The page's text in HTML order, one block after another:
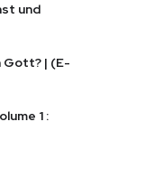
und
Gott? | (E-
1 :